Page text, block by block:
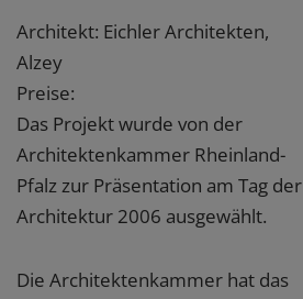
Architekt: Eichler Architekten,
Alzey
Preise:
Das Projekt wurde von der
Architektenkammer Rheinland-
Pfalz zur Präsentation am Tag der
Architektur 2006 ausgewählt.
Die Architektenkammer hat das